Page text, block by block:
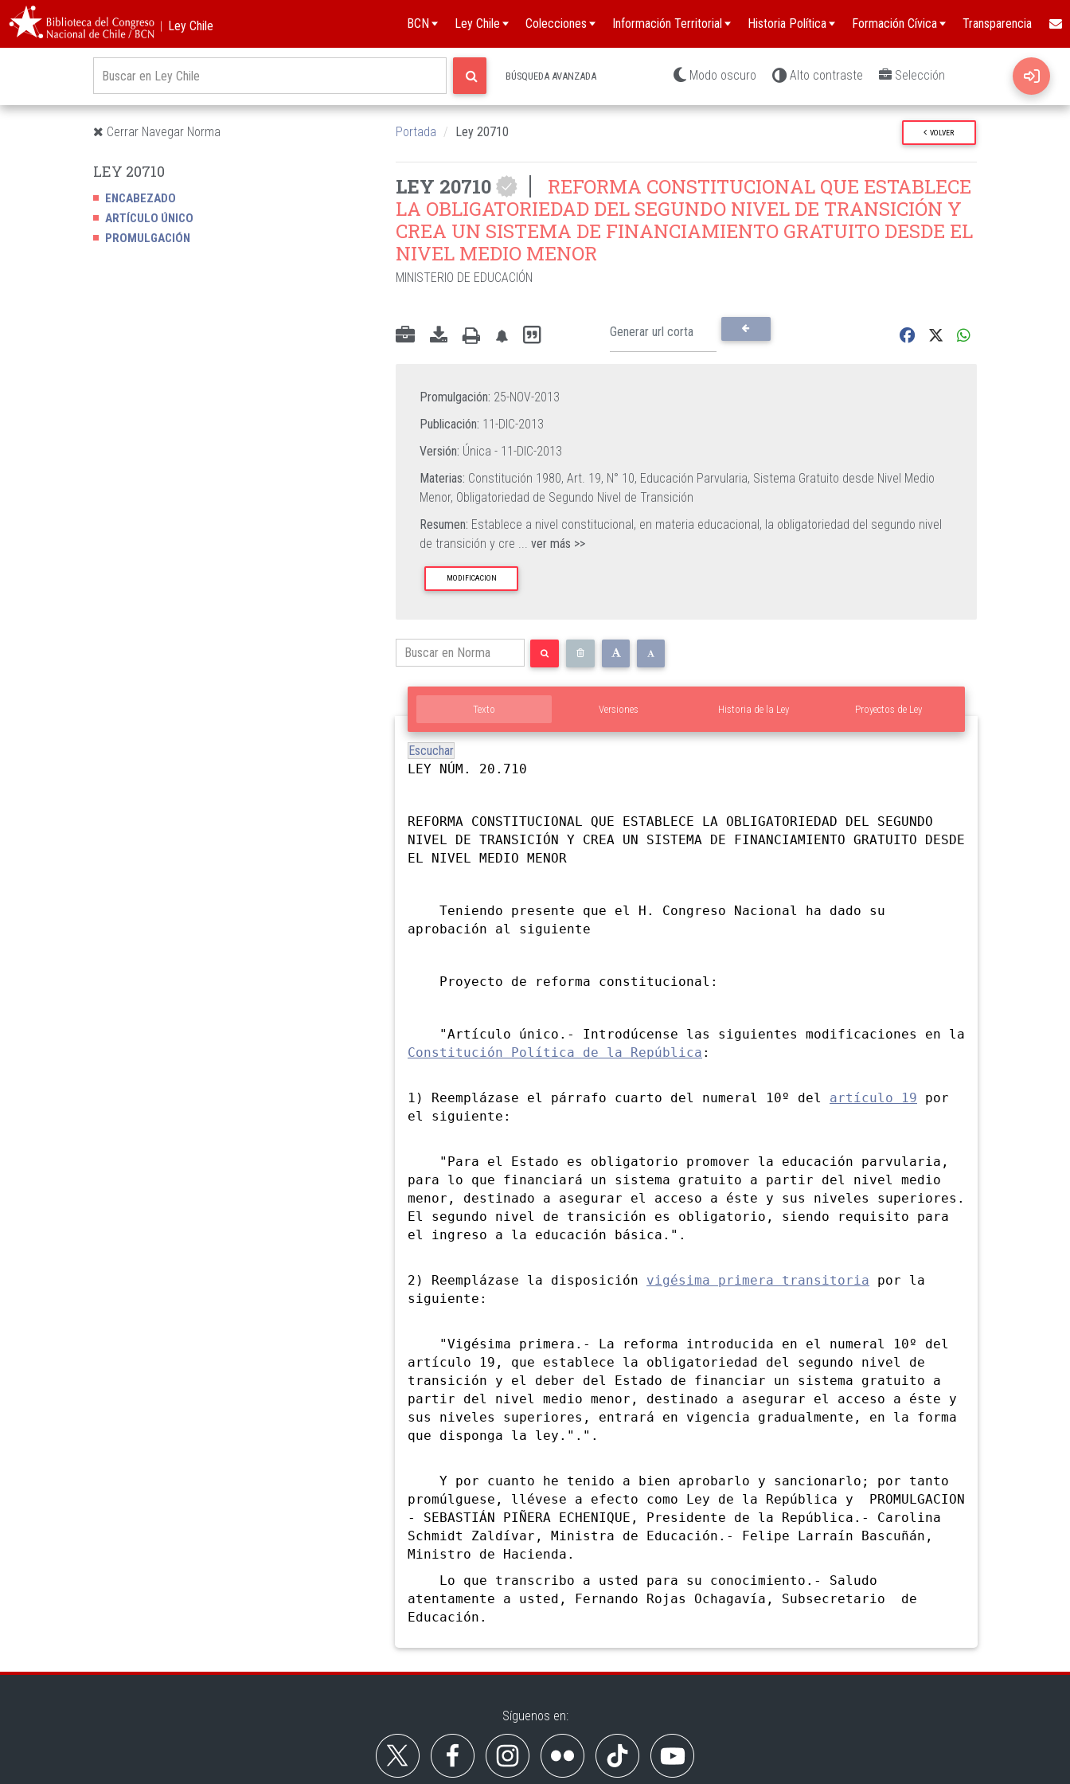
︱Ley Chile BCN Ley Chile Colecciones Información Territorial Historia Política Formación Cívica Transparencia
BÚSQUEDA AVANZADA Modo oscuro Alto contraste Selección
Cerrar Navegar Norma Portada Ley 20710 VOLVER
LEY 20710
ENCABEZADO
ARTÍCULO ÚNICO
PROMULGACIÓN
LEY 20710
REFORMA CONSTITUCIONAL QUE ESTABLECE
LA OBLIGATORIEDAD DEL SEGUNDO NIVEL DE TRANSICIÓN Y
CREA UN SISTEMA DE FINANCIAMIENTO GRATUITO DESDE EL
NIVEL MEDIO MENOR
MINISTERIO DE EDUCACIÓN
Promulgación: 25-NOV-2013
Publicación: 11-DIC-2013
Versión: Única - 11-DIC-2013
Materias: Constitución 1980, Art. 19, N° 10, Educación Parvularia, Sistema Gratuito desde Nivel Medio
Menor, Obligatoriedad de Segundo Nivel de Transición
Resumen: Establece a nivel constitucional, en materia educacional, la obligatoriedad del segundo nivel
de transición y cre
ver más >>
MODIFICACION
Texto Versiones Proyectos de Ley
Historia de la Ley
Escuchar
LEY NÚM. 20.710
REFORMA CONSTITUCIONAL QUE ESTABLECE LA OBLIGATORIEDAD DEL SEGUNDO
NIVEL DE TRANSICIÓN Y CREA UN SISTEMA DE FINANCIAMIENTO GRATUITO DESDE
EL NIVEL MEDIO MENOR
Teniendo presente que el H. Congreso Nacional ha dado su
aprobación al siguiente
Proyecto de reforma constitucional:
"Artículo único.- Introdúcense las siguientes modificaciones en la
Constitución Política de la República :
1) Reemplázase el párrafo cuarto del numeral 10º del artículo 19 por
el siguiente:
"Para el Estado es obligatorio promover la educación parvularia,
para lo que financiará un sistema gratuito a partir del nivel medio
menor, destinado a asegurar el acceso a éste y sus niveles superiores.
El segundo nivel de transición es obligatorio, siendo requisito para
el ingreso a la educación básica.".
2) Reemplázase la disposición vigésima primera transitoria por la
siguiente:
"Vigésima primera.- La reforma introducida en el numeral 10º del
artículo 19, que establece la obligatoriedad del segundo nivel de
transición y el deber del Estado de financiar un sistema gratuito a
partir del nivel medio menor, destinado a asegurar el acceso a éste y
sus niveles superiores, entrará en vigencia gradualmente, en la forma
que disponga la ley.".".
Y por cuanto he tenido a bien aprobarlo y sancionarlo; por tanto
promúlguese, llévese a efecto como Ley de la República y PROMULGACION
- SEBASTIÁN PIÑERA ECHENIQUE, Presidente de la República.- Carolina
Schmidt Zaldívar, Ministra de Educación.- Felipe Larraín Bascuñán,
Ministro de Hacienda.
Lo que transcribo a usted para su conocimiento.- Saludo
atentamente a usted, Fernando Rojas Ochagavía, Subsecretario de
Educación.
Síguenos en: